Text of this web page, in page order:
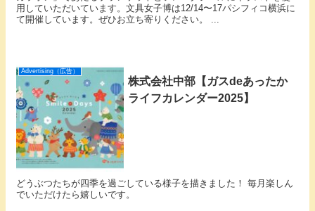
用していただいています。文具女子博は12/14〜17パシフィコ横浜に
て開催しています。ぜひお立ち寄りください。 ...
Advertising（広告）
株式会社中部【ガスdeあったか
ライフカレンダー2025】
どうぶつたちが四季を過ごしている様子を描きました！ 毎月楽しん
でいただけたら嬉しいです。